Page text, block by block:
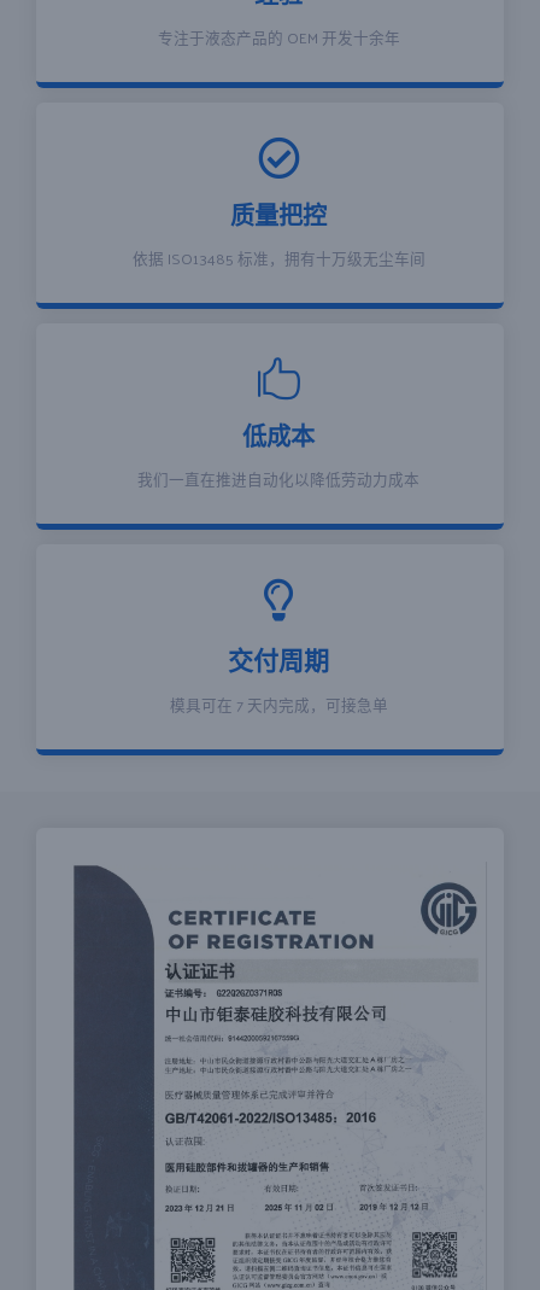
专注于液态产品的 OEM 开发十余年
质量把控
依据 ISO13485 标准，拥有十万级无尘车间
低成本
我们一直在推进自动化以降低劳动力成本
交付周期
模具可在 7 天内完成，可接急单